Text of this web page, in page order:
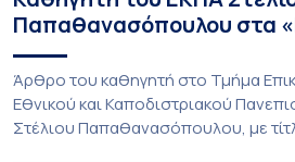
Παπαθανασόπουλου στα
Άρθρο του καθηγητή στο Τμήμα
Εθνικού και Καποδιστριακού
Στέλιου Παπαθανασόπουλου, με